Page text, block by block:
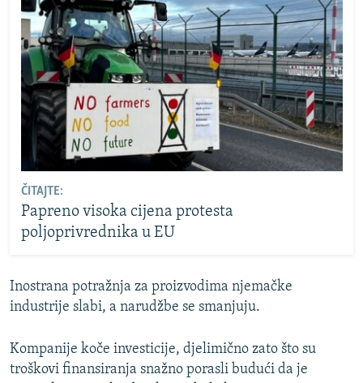
ČITAJTE:
Papreno visoka cijena protesta
poljoprivrednika u EU
Inostrana potražnja za proizvodima njemačke
industrije slabi, a narudžbe se smanjuju.
Kompanije koče investicije, djelimično zato što su
troškovi finansiranja snažno porasli budući da je